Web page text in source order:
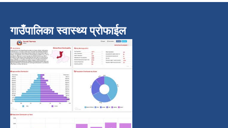
गाउँपालिका स्वास्थ्य प्रोफाईल